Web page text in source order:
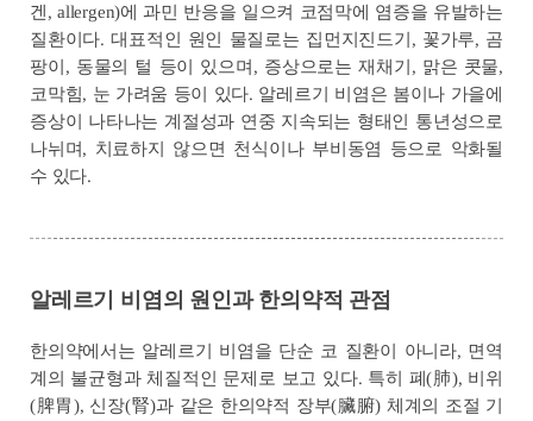
겐, allergen)에 과민 반응을 일으켜 코점막에 염증을 유발하는
질환이다. 대표적인 원인 물질로는 집먼지진드기, 꽃가루, 곰
팡이, 동물의 털 등이 있으며, 증상으로는 재채기, 맑은 콧물,
코막힘, 눈 가려움 등이 있다. 알레르기 비염은 봄이나 가을에
증상이 나타나는 계절성과 연중 지속되는 형태인 통년성으로
나뉘며, 치료하지 않으면 천식이나 부비동염 등으로 악화될
수 있다.
알레르기 비염의 원인과 한의약적 관점
한의약에서는 알레르기 비염을 단순 코 질환이 아니라, 면역
계의 불균형과 체질적인 문제로 보고 있다. 특히 폐(肺), 비위
(脾胃), 신장(腎)과 같은 한의약적 장부(臟腑) 체계의 조절 기